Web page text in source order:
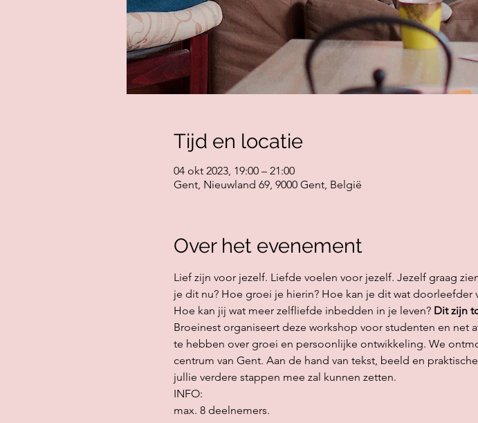
Tijd en locatie
04 okt 2023, 19:00 – 21:00
Gent, Nieuwland 69, 9000 Gent, België
Over het evenement
Lief zijn voor jezelf. Liefde voelen voor jezelf. Jezelf graag
je dit nu? Hoe groei je hierin? Hoe kan je dit wat doorleefder
Hoe kan jij wat meer zelfliefde inbedden in je leven? Dit zijn
Broeinest organiseert deze workshop voor studenten en net
te hebben over groei en persoonlijke ontwikkeling. We
centrum van Gent. Aan de hand van tekst, beeld en
jullie verdere stappen mee zal kunnen zetten.
INFO:
max. 8 deelnemers.